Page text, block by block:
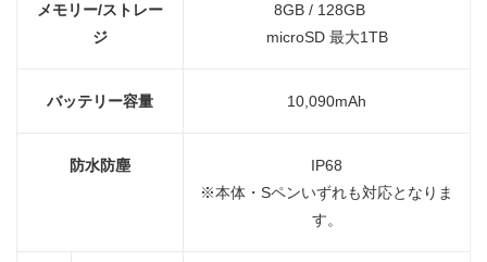
メモリー/ストレー
ジ
8GB / 128GB
microSD 最大1TB
バッテリー容量 10,090mAh
防水防塵
IP68
※本体・Sペンいずれも対応となりま
す。